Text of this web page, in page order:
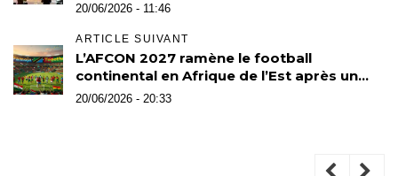
20/06/2026 - 11:46
ARTICLE SUIVANT
L’AFCON 2027 ramène le football
continental en Afrique de l’Est après un
demi-siècle d’absence
20/06/2026 - 20:33